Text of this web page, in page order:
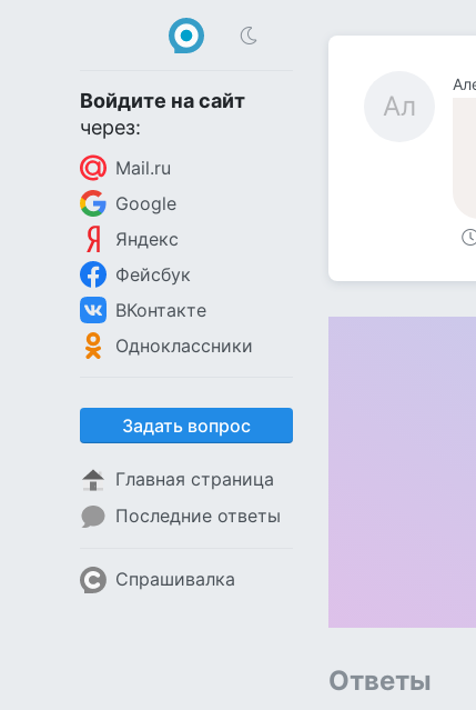
Войдите на сайт
через:
Mail.ru
Google
Яндекс
Фейсбук
ВКонтакте
Одноклассники
Задать вопрос
Главная страница
Последние ответы
Спрашивалка
Ал
Ответы